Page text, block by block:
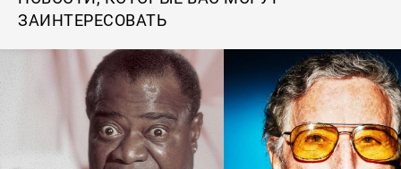
ЗАИНТЕРЕСОВАТЬ